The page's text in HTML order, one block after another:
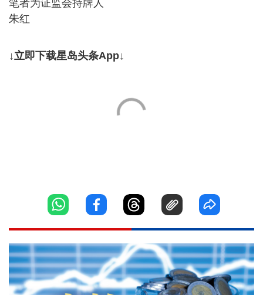
笔者为证监会持牌人
朱红
↓立即下载星岛头条App↓